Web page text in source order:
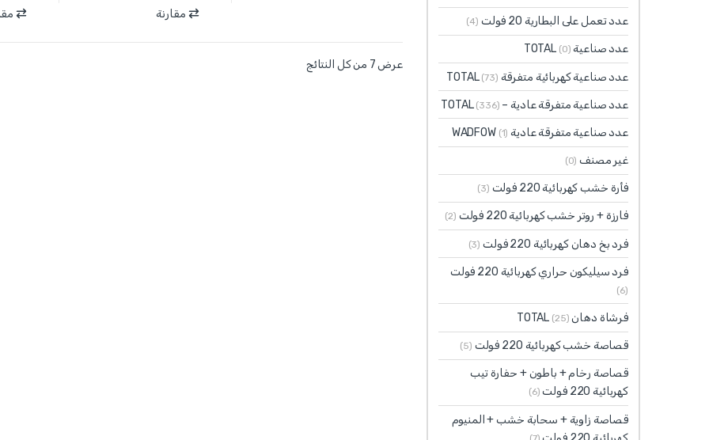
مقارنة
عرض ⁦7⁩ من كل النتائج
عدد تعمل على البطارية 20 فولت (4)
عدد صناعية TOTAL (0)
عدد صناعية كهربائية متفرقة TOTAL (73)
عدد صناعية متفرقة عادية – TOTAL (336)
عدد صناعية متفرقة عادية WADFOW (1)
غير مصنف (0)
فأرة خشب كهربائية 220 فولت (3)
فارزة + روتر خشب كهربائية 220 فولت (2)
فرد بخ دهان كهربائية 220 فولت (3)
فرد سيليكون حراري كهربائية 220 فولت
(6)
فرشاة دهان TOTAL (25)
قصاصة خشب كهربائية 220 فولت (5)
قصاصة رخام + باطون + حفارة تيب
كهربائية 220 فولت
(6)
قصاصة زاوية + سحابة خشب + المنيوم